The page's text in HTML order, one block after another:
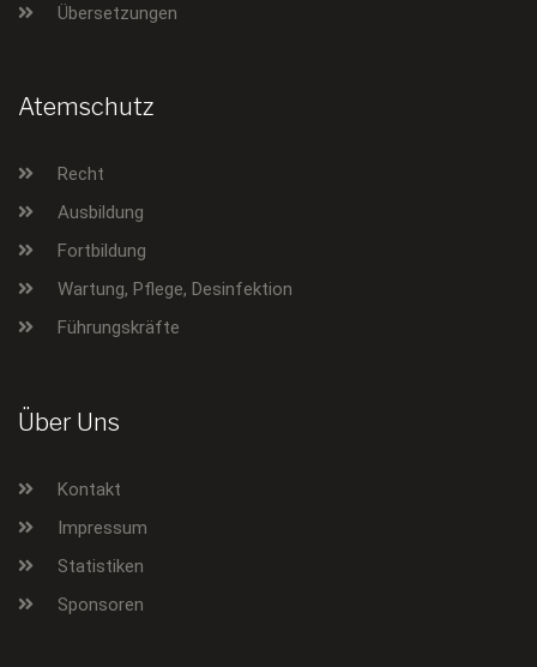
Übersetzungen
Atemschutz
Recht
Ausbildung
Fortbildung
Wartung, Pflege, Desinfektion
Führungskräfte
Über Uns
Kontakt
Impressum
Statistiken
Sponsoren